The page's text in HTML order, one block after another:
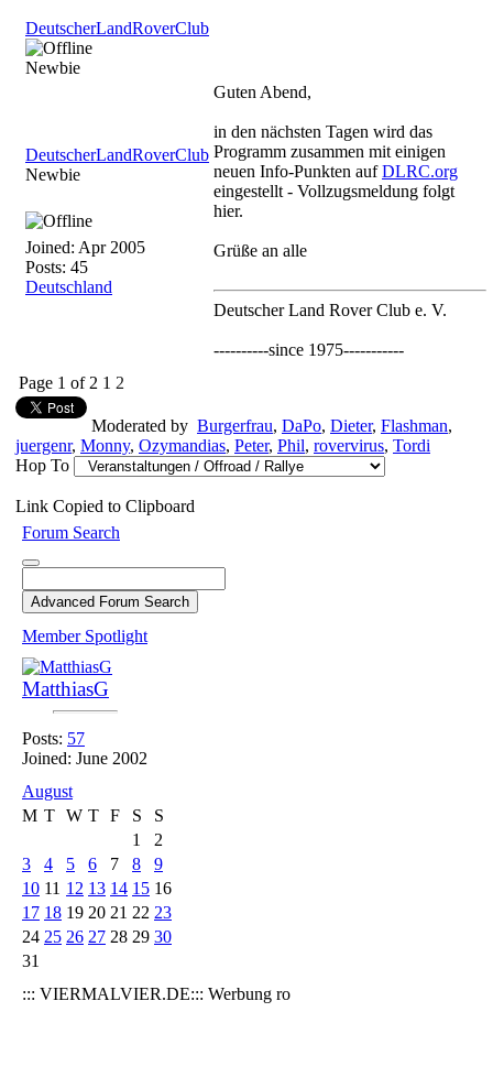
DeutscherLandRoverClub
Newbie
DeutscherLandRoverClub
Newbie
Joined: Apr 2005
Posts: 45
Deutschland
Guten Abend,
in den nächsten Tagen wird das
Programm zusammen mit einigen
neuen Info-Punkten aufDLRC.org
eingestellt - Vollzugsmeldung folgt
hier.
Grüße an alle
Deutscher Land Rover Club e. V.
----------since 1975-----------
Page 1 of 2 1 2
Moderated by Burgerfrau, DaPo, Dieter, Flashman,
juergenr, Monny, Ozymandias, Peter, Phil, rovervirus, Tordi
Hop To
Link Copied to Clipboard
Forum Search
Member Spotlight
MatthiasG
Posts: 57
Joined: June 2002
August
M T W T F S
S
1
2
3
4 5 6 7 8
9
10 11 12 13 14 15 16
17 18 19 20 21 22 23
24 25 26 27 28 29 30
31
::: VIERMALVIER.DE::: Werbung ro